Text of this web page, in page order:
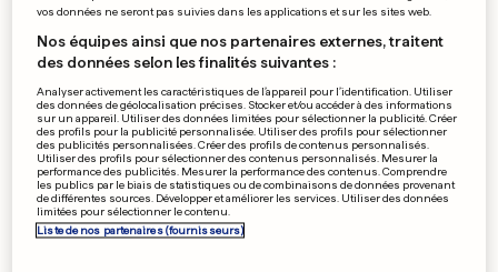
0 0
Une lettre de Tupac sur sa
rupture avec Madonna
0 0
EN CORSE
vos données ne seront pas suivies dans les applications et sur les sites web.
Nos équipes ainsi que nos partenaires externes, traitent
des données selon les finalités suivantes :
Analyser activement les caractéristiques de l’appareil pour l’identification. Utiliser
des données de géolocalisation précises. Stocker et/ou accéder à des informations
sur un appareil. Utiliser des données limitées pour sélectionner la publicité. Créer
des profils pour la publicité personnalisée. Utiliser des profils pour sélectionner
des publicités personnalisées. Créer des profils de contenus personnalisés.
Utiliser des profils pour sélectionner des contenus personnalisés. Mesurer la
performance des publicités. Mesurer la performance des contenus. Comprendre
les publics par le biais de statistiques ou de combinaisons de données provenant
de différentes sources. Développer et améliorer les services. Utiliser des données
limitées pour sélectionner le contenu.
Liste de nos partenaires (fournisseurs)